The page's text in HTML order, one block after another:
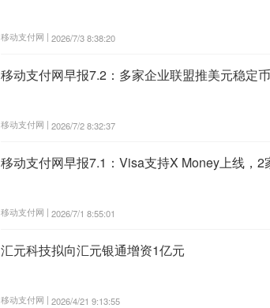
移动支付网 | 2026/7/3 8:38:20
移动支付网早报7.2：多家企业联盟推美元稳定
移动支付网 | 2026/7/2 8:32:37
移动支付网早报7.1：Visa支持X Money上线，
移动支付网 | 2026/7/1 8:55:01
汇元科技拟向汇元银通增资1亿元
移动支付网 | 2026/4/21 9:13:55